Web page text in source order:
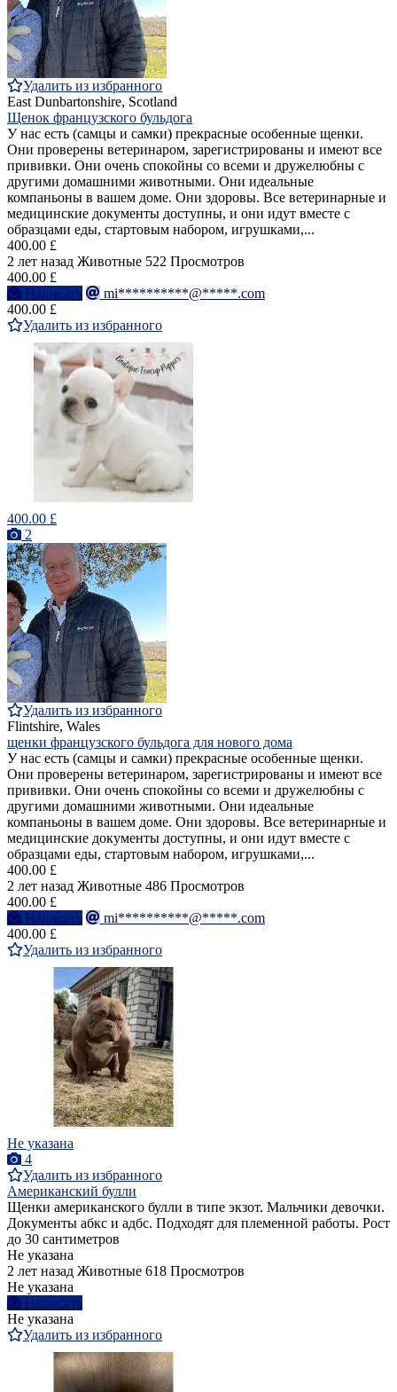
Удалить из избранного
East Dunbartonshire, Scotland
Щенок французского бульдога
У нас есть (самцы и самки) прекрасные особенные щенки.
Они проверены ветеринаром, зарегистрированы и имеют все
прививки. Они очень спокойны со всеми и дружелюбны с
другими домашними животными. Они идеальные
компаньоны в вашем доме. Они здоровы. Все ветеринарные и
медицинские документы доступны, и они идут вместе с
образцами еды, стартовым набором, игрушками,...
400.00 £
2 лет назад Животные 522 Просмотров
400.00 £
Написать
mi**********@*****.com
400.00 £
Удалить из избранного
400.00 £
2
Удалить из избранного
Flintshire, Wales
щенки французского бульдога для нового дома
У нас есть (самцы и самки) прекрасные особенные щенки.
Они проверены ветеринаром, зарегистрированы и имеют все
прививки. Они очень спокойны со всеми и дружелюбны с
другими домашними животными. Они идеальные
компаньоны в вашем доме. Они здоровы. Все ветеринарные и
медицинские документы доступны, и они идут вместе с
образцами еды, стартовым набором, игрушками,...
400.00 £
2 лет назад Животные 486 Просмотров
400.00 £
Написать
mi**********@*****.com
400.00 £
Удалить из избранного
Не указана
4
Удалить из избранного
Американский булли
Щенки американского булли в типе экзот. Мальчики девочки.
Документы абкс и адбс. Подходят для племенной работы. Рост
до 30 сантиметров
Не указана
2 лет назад Животные 618 Просмотров
Не указана
Написать
Не указана
Удалить из избранного